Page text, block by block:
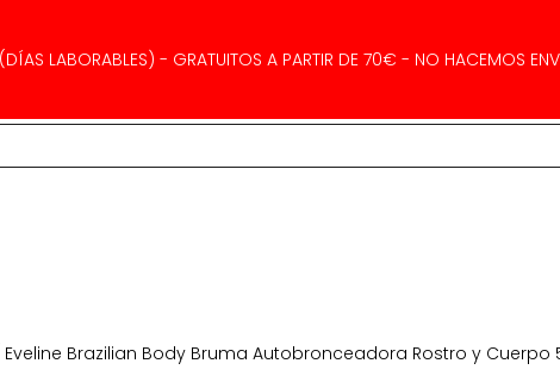
LABORABLES) - GRATUITOS A PARTIR DE 70€ - NO HACEMOS
Eveline Brazilian Body Bruma Autobronceadora Rostro y Cuerpo